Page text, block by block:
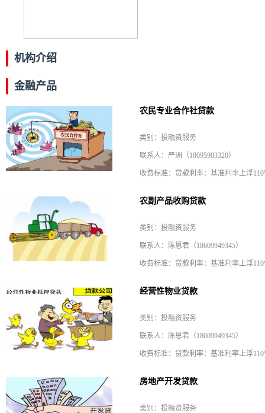
机构介绍
金融产品
农民专业合作社贷款
类别：投融资服务
联系人：严洲（18095903320）
收费标准：贷款利率：基准利率上浮
农副产品收购贷款
类别：投融资服务
联系人：陈恩君（18609949345）
收费标准：贷款利率：基准利率上浮
经营性物业贷款
类别：投融资服务
联系人：陈恩君（18609949345）
收费标准：贷款利率：基准利率上浮
房地产开发贷款
类别：投融资服务